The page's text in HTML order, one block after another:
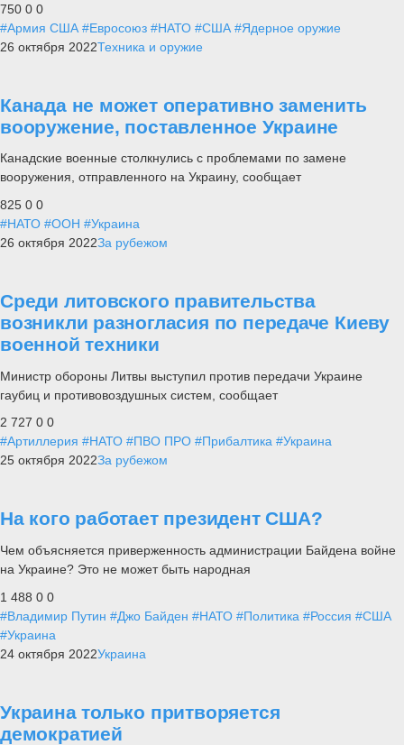
750 0 0
#Армия США #Евросоюз #НАТО #США #Ядерное оружие
26 октября 2022Техника и оружие
Канада не может оперативно заменить
вооружение, поставленное Украине
Канадские военные столкнулись с проблемами по замене
вооружения, отправленного на Украину, сообщает
825 0 0
#НАТО #ООН #Украина
26 октября 2022За рубежом
Среди литовского правительства
возникли разногласия по передаче Киеву
военной техники
Министр обороны Литвы выступил против передачи Украине
гаубиц и противовоздушных систем, сообщает
2 727 0 0
#Артиллерия #НАТО #ПВО ПРО #Прибалтика #Украина
25 октября 2022За рубежом
На кого работает президент США?
Чем объясняется приверженность администрации Байдена войне
на Украине? Это не может быть народная
1 488 0 0
#Владимир Путин #Джо Байден #НАТО #Политика #Россия #США
#Украина
24 октября 2022Украина
Украина только притворяется
демократией